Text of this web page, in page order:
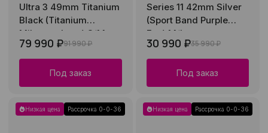
Ultra 3 49mm Titanium
Black (Titanium
Milanese Loop) S/M
79 990 ₽91 990 ₽
Под заказ
Series 11 42mm Silver
(Sport Band Purple
Fog) M/L
30 990 ₽35 990 ₽
Под заказ
Низкая цена Рассрочка 0-0-36 Низкая цена Рассрочка 0-0-36